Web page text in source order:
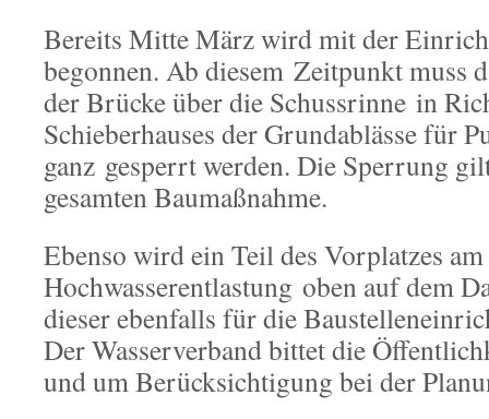
Bereits Mitte März wird mit der
begonnen. Ab diesem Zeitpunkt muss
der Brücke über die Schussrinne in
Schieberhauses der Grundablässe für
ganz gesperrt werden. Die Sperrung
gesamten Baumaßnahme.
Ebenso wird ein Teil des Vorplatzes
Hochwasserentlastung oben auf dem
dieser ebenfalls für die
Der Wasserverband bittet die
und um Berücksichtigung bei der